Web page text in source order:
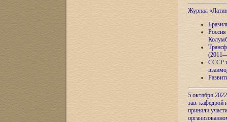
Журнал
СССР и
5 октября
зав.
приняли